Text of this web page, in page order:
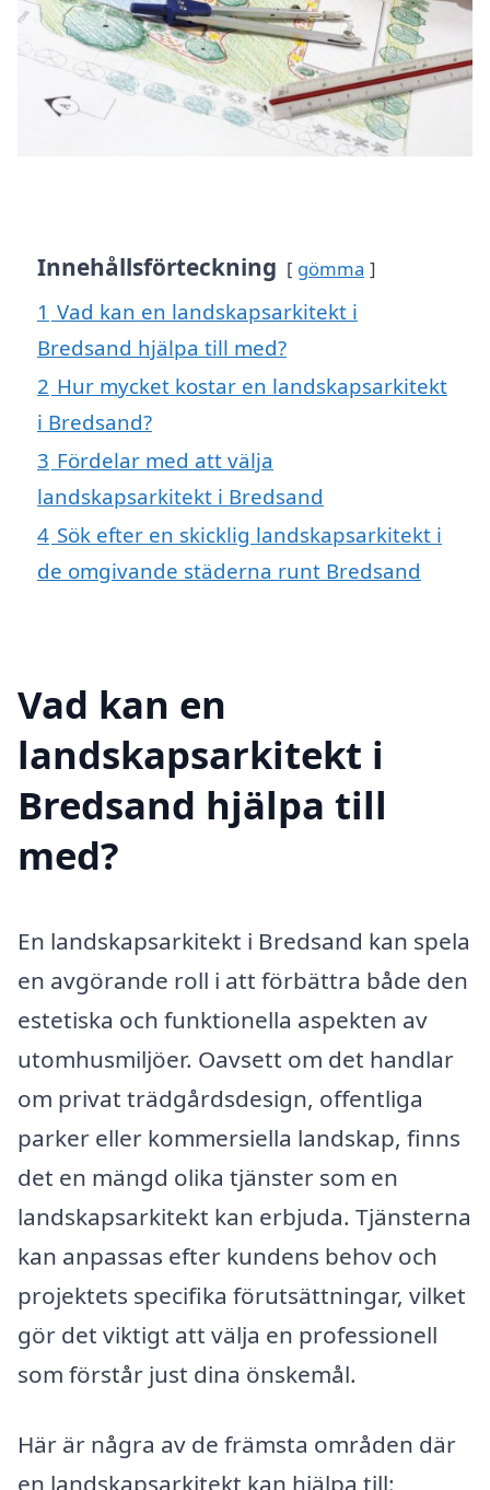
Innehållsförteckning gömma
1 Vad kan en landskapsarkitekt i
Bredsand hjälpa till med?
2 Hur mycket kostar en landskapsarkitekt
i Bredsand?
3 Fördelar med att välja
landskapsarkitekt i Bredsand
4 Sök efter en skicklig landskapsarkitekt i
de omgivande städerna runt Bredsand
Vad kan en
landskapsarkitekt i
Bredsand hjälpa till
med?
En landskapsarkitekt i Bredsand kan spela
en avgörande roll i att förbättra både den
estetiska och funktionella aspekten av
utomhusmiljöer. Oavsett om det handlar
om privat trädgårdsdesign, offentliga
parker eller kommersiella landskap, finns
det en mängd olika tjänster som en
landskapsarkitekt kan erbjuda. Tjänsterna
kan anpassas efter kundens behov och
projektets specifika förutsättningar, vilket
gör det viktigt att välja en professionell
som förstår just dina önskemål.
Här är några av de främsta områden där
en landskapsarkitekt kan hjälpa till: